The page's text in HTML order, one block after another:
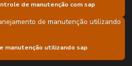
fmea
de manutenção com sap
manutenção utilizando sap